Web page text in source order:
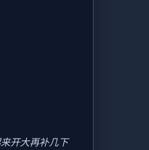
开大再补几下